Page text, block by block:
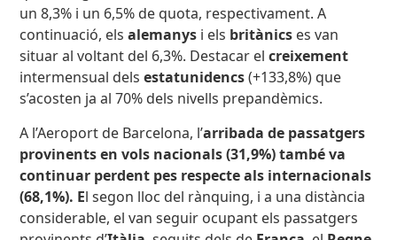
un 8,3% i un 6,5% de quota, respectivament. A
continuació, elsalemanys i els britànics es van
situar al voltant del 6,3%. Destacar elcreixement
intermensual delsestatunidencs(+133,8%) que
s’acosten ja al 70% dels nivells prepandèmics.
A l’Aeroport de Barcelona, l’arribada de passatgers
provinents en vols nacionals(31,9%)també va
continuar perdent pes respecte als internacionals
(68,1%). El segon lloc del rànquing, i a una distància
considerable, el van seguir ocupant els passatgers